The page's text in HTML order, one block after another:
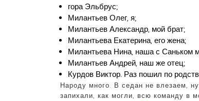
гора Эльбрус;
Милантьев Олег, я;
Милантьев Александр, мой брат;
Милантьева Екатерина, его жена;
Милантьева Нина, наша с Саньком
Милантьев Андрей, наш же отец;
Курдов Виктор. Раз пошил по
Народу много. В седан не влезаем,
запихали, как могли, всю команду в